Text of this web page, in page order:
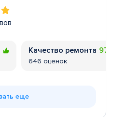
Качество ремонта
646 оценок
еще